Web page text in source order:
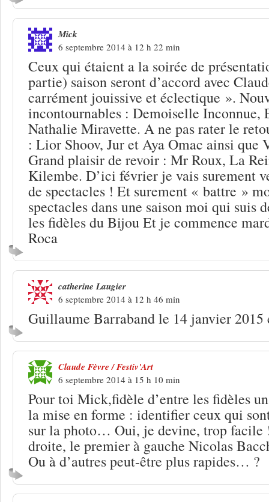
Mick
6 septembre 2014 à 12 h 22 min
Ceux qui étaient a la soirée de
partie) saison seront d’accord avec
carrément jouissive et éclectique ».
incontournables : Demoiselle Inconnue,
Nathalie Miravette. A ne pas rater le
: Lior Shoov, Jur et Aya Omac ainsi que
Grand plaisir de revoir : Mr Roux, La
Kilembe. D’ici février je vais surement
de spectacles ! Et surement « battre »
spectacles dans une saison moi qui suis
les fidèles du Bijou Et je commence
Roca
catherine Laugier
6 septembre 2014 à 12 h 46 min
Guillaume Barraband le 14 janvier 2015
Claude Fèvre / Festiv'Art
6 septembre 2014 à 15 h 10 min
Pour toi Mick,fidèle d’entre les fidèles
la mise en forme : identifier ceux qui
sur la photo… Oui, je devine, trop facile
droite, le premier à gauche Nicolas
Ou à d’autres peut-être plus rapides… ?